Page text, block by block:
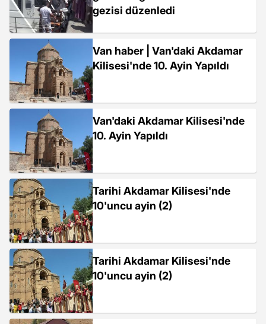
gezisi düzenledi
Van haber | Van'daki Akdamar
Kilisesi'nde 10. Ayin Yapıldı
Van'daki Akdamar Kilisesi'nde
10. Ayin Yapıldı
Tarihi Akdamar Kilisesi'nde
10'uncu ayin (2)
Tarihi Akdamar Kilisesi'nde
10'uncu ayin (2)